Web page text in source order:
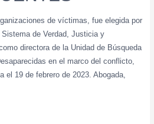
de víctimas, fue elegida por
de Verdad, Justicia y
directora de la Unidad de Búsqueda
en el marco del conflicto,
el 19 de febrero de 2023. Abogada,